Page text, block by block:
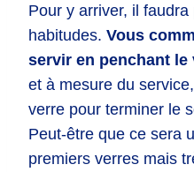
Pour y arriver, il
habitudes. Vous
servir en penchant le
et à mesure du
verre pour terminer le
Peut-être que ce sera
premiers verres mais